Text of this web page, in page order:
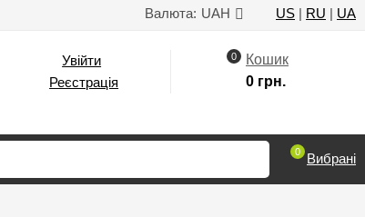
Валюта: UAH US | RU | UA
Увійти
Реєстрація
0
Кошик
0 грн.
0 Вибрані